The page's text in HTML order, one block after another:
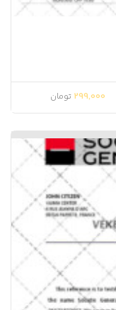
299,000 تومان